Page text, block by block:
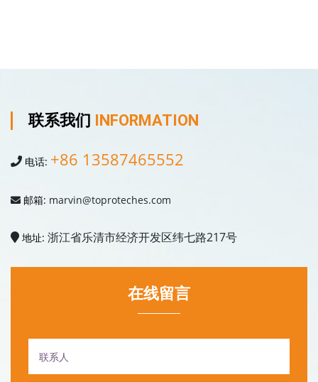
联系我们 INFORMATION
电话: +86 13587465552
邮箱: marvin@toproteches.com
地址: 浙江省乐清市经济开发区纬七路217号
在线留言